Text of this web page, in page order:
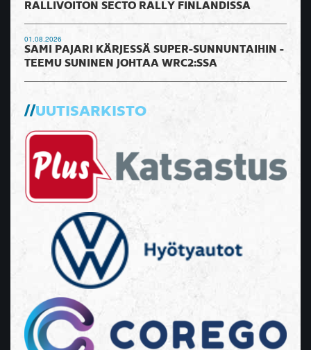
RALLIVOITON SECTO RALLY FINLANDISSA
01.08.2026
SAMI PAJARI KÄRJESSÄ SUPER-SUNNUNTAIHIN -
TEEMU SUNINEN JOHTAA WRC2:SSA
UUTISARKISTO